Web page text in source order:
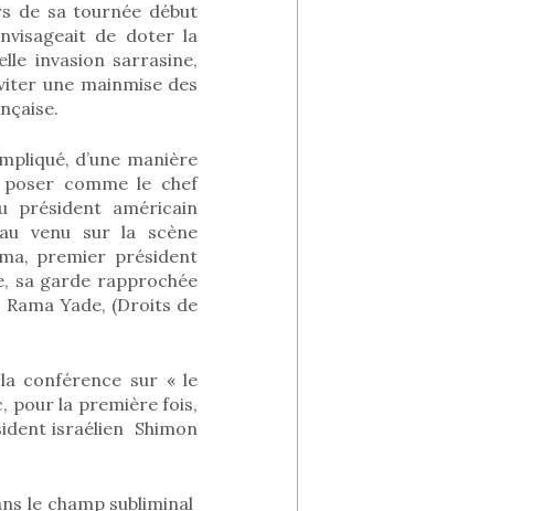
de sa tournée début
de doter la
invasion sarrasine,
une mainmise des
d’une manière
comme le chef
président américain
venu sur la scène
premier président
sa garde rapprochée
Yade, (Droits de
conférence sur « le
pour la première fois,
israélien Shimon
le champ subliminal